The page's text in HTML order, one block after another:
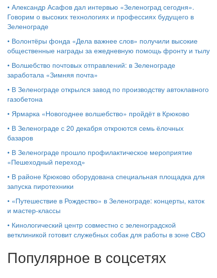
• Александр Асафов дал интервью «Зеленоград сегодня».
Говорим о высоких технологиях и профессиях будущего в
Зеленограде
• Волонтёры фонда «Дела важнее слов» получили высокие
общественные награды за ежедневную помощь фронту и тылу
• Волшебство почтовых отправлений: в Зеленограде
заработала «Зимняя почта»
• В Зеленограде открылся завод по производству автоклавного
газобетона
• Ярмарка «Новогоднее волшебство» пройдёт в Крюково
• В Зеленограде с 20 декабря откроются семь ёлочных
базаров
• В Зеленограде прошло профилактическое мероприятие
«Пешеходный переход»
• В районе Крюково оборудована специальная площадка для
запуска пиротехники
• «Путешествие в Рождество» в Зеленограде: концерты, каток
и мастер‑классы
• Кинологический центр совместно с зеленоградской
ветклиникой готовит служебных собак для работы в зоне СВО
Популярное в соцсетях